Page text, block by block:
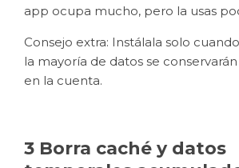
app ocupa mucho, pero la usas
Consejo extra: Instálala solo
la mayoría de datos se
en la cuenta.
3 Borra caché y datos